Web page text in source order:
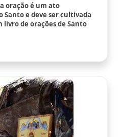
a oração é um ato
Santo e deve ser cultivada
de orações de Santo